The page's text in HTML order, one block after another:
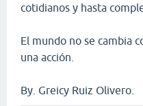
cotidianos y hasta
El mundo no se cambia
una acción.
By. Greicy Ruiz Olivero.